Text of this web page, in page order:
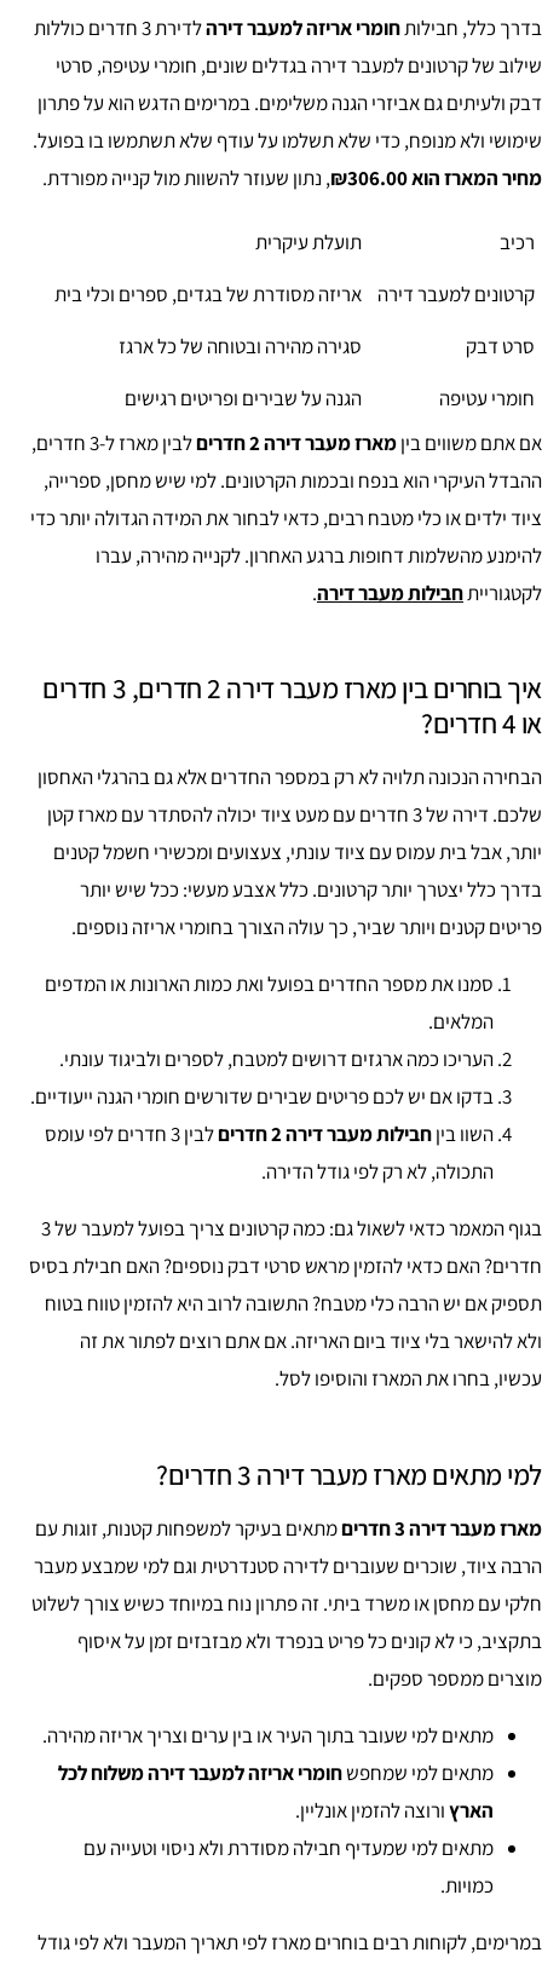
בדרך כלל, חבילותחומרי אריזה למעבר דירה
לדירת 3 חדרים כוללות
שילוב של קרטונים למעבר דירה בגדלים שונים, חומרי עטיפה, סרטי
דבק ולעיתים גם אביזרי הגנה משלימים. במרימים הדגש הוא על פתרון
שימושי ולא מנופח, כדי שלא תשלמו על עודף שלא תשתמשו בו בפועל.
מחיר המארז הוא ₪306.00
, נתון שעוזר להשוות מול קנייה מפורדת.
רכיב
תועלת עיקרית
קרטונים למעבר דירה
אריזה מסודרת של בגדים, ספרים וכלי בית
סרט דבק
סגירה מהירה ובטוחה של כל ארגז
חומרי עטיפה
הגנה על שבירים ופריטים רגישים
אם אתם משווים ביןמארז מעבר דירה 2 חדרים
לבין מארז ל-3 חדרים,
ההבדל העיקרי הוא בנפח ובכמות הקרטונים. למי שיש מחסן, ספרייה,
ציוד ילדים או כלי מטבח רבים, כדאי לבחור את המידה הגדולה יותר כדי
להימנע מהשלמות דחופות ברגע האחרון. לקנייה מהירה, עברו
לקטגורייתחבילות מעבר דירה.
איך בוחרים בין מארז מעבר דירה 2 חדרים, 3 חדרים
או 4 חדרים?
הבחירה הנכונה תלויה לא רק במספר החדרים אלא גם בהרגלי האחסון
שלכם. דירה של 3 חדרים עם מעט ציוד יכולה להסתדר עם מארז קטן
יותר, אבל בית עמוס עם ציוד עונתי, צעצועים ומכשירי חשמל קטנים
בדרך כלל יצטרך יותר קרטונים. כלל אצבע מעשי: ככל שיש יותר
פריטים קטנים ויותר שביר, כך עולה הצורך בחומרי אריזה נוספים.
סמנו את מספר החדרים בפועל ואת כמות הארונות או המדפים
המלאים.
העריכו כמה ארגזים דרושים למטבח, לספרים ולביגוד עונתי.
בדקו אם יש לכם פריטים שבירים שדורשים חומרי הגנה ייעודיים.
השוו ביןחבילות מעבר דירה 2 חדרים
לבין 3 חדרים לפי עומס
התכולה, לא רק לפי גודל הדירה.
בגוף המאמר כדאי לשאול גם: כמה קרטונים צריך בפועל למעבר של 3
חדרים? האם כדאי להזמין מראש סרטי דבק נוספים? האם חבילת בסיס
תספיק אם יש הרבה כלי מטבח? התשובה לרוב היא להזמין טווח בטוח
ולא להישאר בלי ציוד ביום האריזה. אם אתם רוצים לפתור את זה
עכשיו, בחרו את המארז והוסיפו לסל.
למי מתאים מארז מעבר דירה 3 חדרים?
מארז מעבר דירה 3 חדרים
מתאים בעיקר למשפחות קטנות, זוגות עם
הרבה ציוד, שוכרים שעוברים לדירה סטנדרטית וגם למי שמבצע מעבר
חלקי עם מחסן או משרד ביתי. זה פתרון נוח במיוחד כשיש צורך לשלוט
בתקציב, כי לא קונים כל פריט בנפרד ולא מבזבזים זמן על איסוף
מוצרים ממספר ספקים.
מתאים למי שעובר בתוך העיר או בין ערים וצריך אריזה מהירה.
מתאים למי שמחפשחומרי אריזה למעבר דירה משלוח לכל
הארץורוצה להזמין אונליין.
מתאים למי שמעדיף חבילה מסודרת ולא ניסוי וטעייה עם
כמויות.
במרימים, לקוחות רבים בוחרים מארז לפי תאריך המעבר ולא לפי גודל